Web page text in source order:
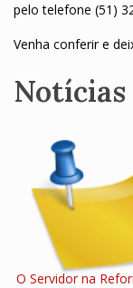
pelo telefone (51)
Venha conferir e
Notícias
O Servidor na